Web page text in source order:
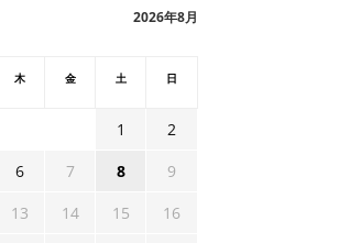
2026年8月
木 金 土 日
1
2
6 7 8
9
13 14 15
16